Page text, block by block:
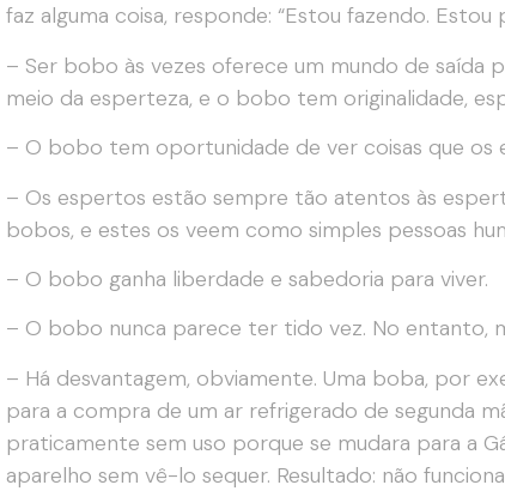
faz alguma coisa, responde: “Estou fazendo. Estou
– Ser bobo às vezes oferece um mundo de
meio da esperteza, e o bobo tem originalidade,
– O bobo tem oportunidade de ver coisas que os
– Os espertos estão sempre tão atentos às
bobos, e estes os veem como simples pessoas
– O bobo ganha liberdade e sabedoria para viver.
– O bobo nunca parece ter tido vez. No entanto,
– Há desvantagem, obviamente. Uma boba, por
para a compra de um ar refrigerado de segunda
praticamente sem uso porque se mudara para a
aparelho sem vê-lo sequer. Resultado: não